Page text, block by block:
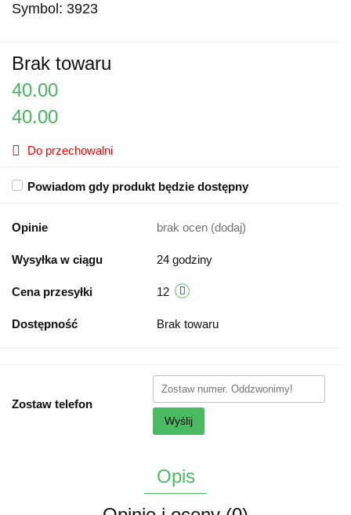
Symbol: 3923
Brak towaru
40.00
40.00
Do przechowalni
Powiadom gdy produkt będzie dostępny
Opinie brak ocen (dodaj)
Wysyłka w ciągu 24 godziny
Cena przesyłki 12
Dostępność Brak towaru
Zostaw telefon
Wyślij
Opis